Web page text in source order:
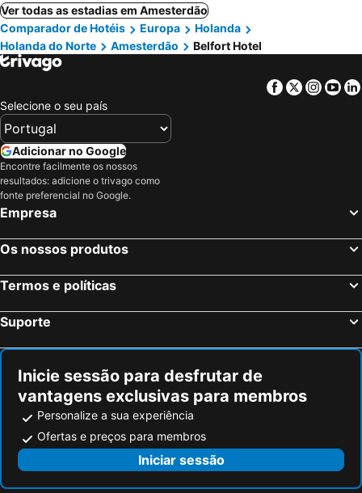
Ver todas as estadias em Amesterdão
Comparador de Hotéis
Europa
Holanda
Holanda do Norte
Amesterdão Belfort Hotel
Facebook
Twitter
Selecione o seu país
Adicionar no Google
Encontre facilmente os nossos
resultados: adicione o trivago como
fonte preferencial no Google.
Empresa
Os nossos produtos
Termos e políticas
Suporte
Inicie sessão para desfrutar de
vantagens exclusivas para membros
Personalize a sua experiência
Ofertas e preços para membros
Iniciar sessão